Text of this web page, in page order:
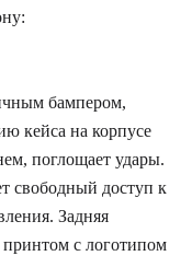
бампером,
кейса на корпусе
поглощает удары.
свободный доступ к
Задняя
принтом с логотипом